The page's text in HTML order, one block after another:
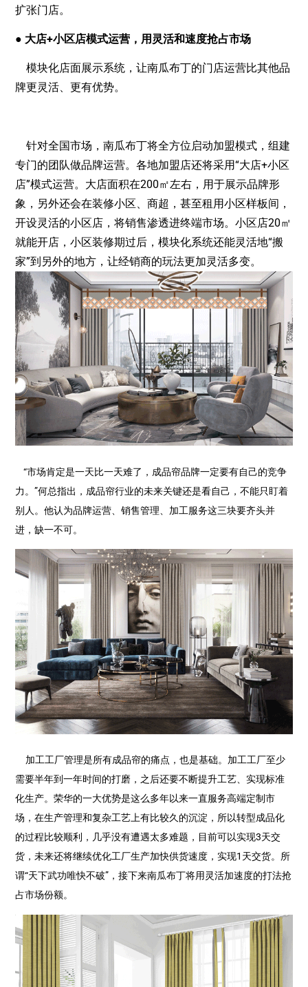
扩张门店。
● 大店+小区店模式运营，用灵活和速度抢占市场
模块化店面展示系统，让南瓜布丁的门店运营比其他品
牌更灵活、更有优势。
针对全国市场，南瓜布丁将全方位启动加盟模式，组建
专门的团队做品牌运营。各地加盟店还将采用“大店+小区
店”模式运营。大店面积在200㎡左右，用于展示品牌形
象，另外还会在装修小区、商超，甚至租用小区样板间，
开设灵活的小区店，将销售渗透进终端市场。小区店20㎡
就能开店，小区装修期过后，模块化系统还能灵活地“搬
家”到另外的地方，让经销商的玩法更加灵活多变。
“市场肯定是一天比一天难了，成品帘品牌一定要有自己的竞争
力。”何总指出，成品帘行业的未来关键还是看自己，不能只盯着
别人。他认为品牌运营、销售管理、加工服务这三块要齐头并
进，缺一不可。
加工工厂管理是所有成品帘的痛点，也是基础。加工工厂至少
需要半年到一年时间的打磨，之后还要不断提升工艺、实现标准
化生产。荣华的一大优势是这么多年以来一直服务高端定制市
场，在生产管理和复杂工艺上有比较久的沉淀，所以转型成品化
的过程比较顺利，几乎没有遭遇太多难题，目前可以实现3天交
货，未来还将继续优化工厂生产加快供货速度，实现1天交货。所
谓“天下武功唯快不破”，接下来南瓜布丁将用灵活加速度的打法抢
占市场份额。